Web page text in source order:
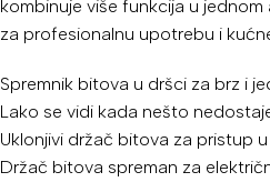
kombinuje više funkcija u
za profesionalnu upotrebu i
Spremnik bitova u dršci za brz i
Lako se vidi kada nešto
Uklonjivi držač bitova za pristup
Držač bitova spreman za